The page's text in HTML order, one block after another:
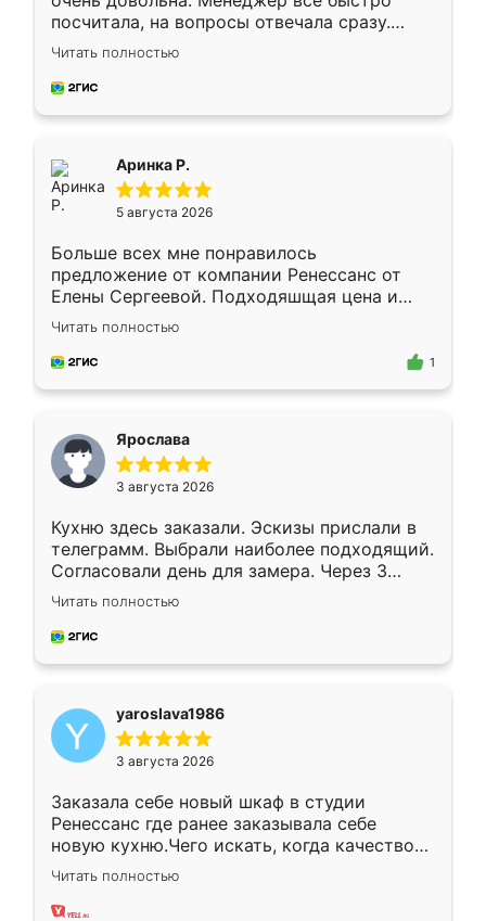
посчитала, на вопросы отвечала сразу.
Замерщик приехал в субботу, подошёл к
делу со всей ответственностью. Собрали
за день, ребята работали аккуратно, даже
Читать полностью
Аринка Р.
5 августа 2026
Больше всех мне понравилось
предложение от компании Ренессанс от
Елены Сергеевой. Подходяшщая цена и
короткие сроки изготовления. Приехавший
для замера сотрудник Владислав
предложил по моему эскизу самый
Читать полностью
1
Ярослава
3 августа 2026
Кухню здесь заказали. Эскизы прислали в
телеграмм. Выбрали наиболее подходящий.
Согласовали день для замера. Через 3
недели кухня была уже готова. Остались
довольны работой. Спасибо Ренессанс
мебель за качественную работу!
Читать полностью
yaroslava1986
3 августа 2026
Заказала себе новый шкаф в студии
Ренессанс где ранее заказывала себе
новую кухню.Чего искать, когда качеством
вполне довольна. Служит кухня уже почти
два года, нареканий нет.
Читать полностью